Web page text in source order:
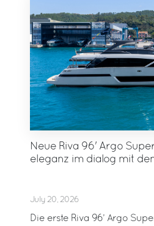
Neue Riva 96' Argo
eleganz im dialog mit
July 20, 2026
Die erste Riva 96’ Argo